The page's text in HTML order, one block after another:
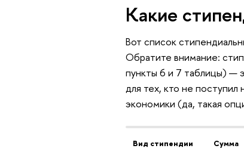
Какие
Вот список
Обратите внимание:
пункты 6 и 7 таблицы) —
для тех, кто не
экономики (да, такая
Вид стипендии Сумма